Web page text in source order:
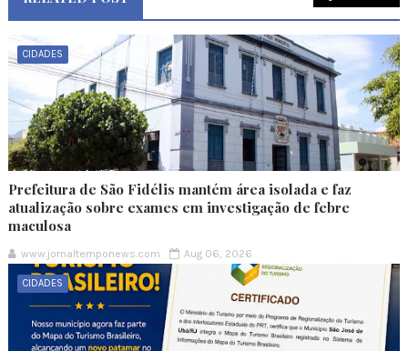
CIDADES
Prefeitura de São Fidélis mantém área isolada e faz
atualização sobre exames em investigação de febre
maculosa
www.jornaltemponews.com Aug 06, 2026
CIDADES